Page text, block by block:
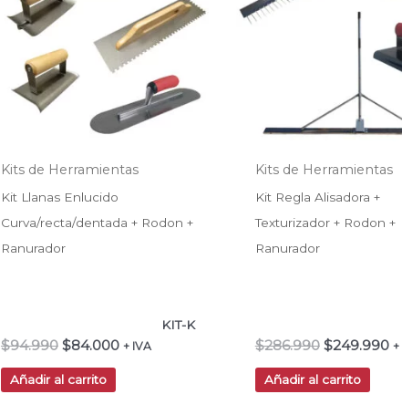
Kits de Herramientas
Kit Llanas Enlucido
Curva/recta/dentada + Rodon +
Ranurador
KIT-K
$94.990 $84.000 + IVA
Añadir al carrito
Kits de Herramientas
Kit Regla Alisadora +
Texturizador + Rodon +
Ranurador
$286.990 $249.990 +
Añadir al carrito